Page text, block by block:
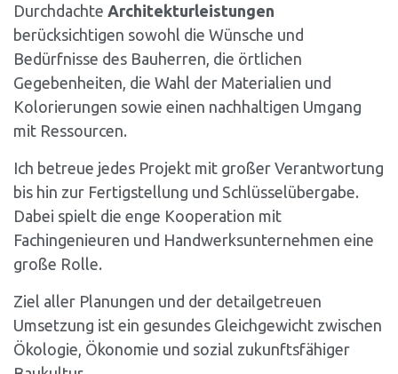
Durchdachte Architekturleistungen
berücksichtigen sowohl die Wünsche und
Bedürfnisse des Bauherren, die örtlichen
Gegebenheiten, die Wahl der Materialien und
Kolorierungen sowie einen nachhaltigen Umgang
mit Ressourcen.
Ich betreue jedes Projekt mit großer Verantwortung
bis hin zur Fertigstellung und Schlüsselübergabe.
Dabei spielt die enge Kooperation mit
Fachingenieuren und Handwerksunternehmen eine
große Rolle.
Ziel aller Planungen und der detailgetreuen
Umsetzung ist ein gesundes Gleichgewicht zwischen
Ökologie, Ökonomie und sozial zukunftsfähiger